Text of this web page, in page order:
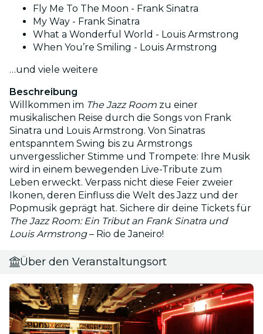
Fly Me To The Moon - Frank Sinatra
My Way - Frank Sinatra
What a Wonderful World - Louis Armstrong
When You’re Smiling - Louis Armstrong
…und viele weitere
Beschreibung
Willkommen im The Jazz Room zu einer
musikalischen Reise durch die Songs von Frank
Sinatra und Louis Armstrong. Von Sinatras
entspanntem Swing bis zu Armstrongs
unvergesslicher Stimme und Trompete: Ihre Musik
wird in einem bewegenden Live-Tribute zum
Leben erweckt. Verpass nicht diese Feier zweier
Ikonen, deren Einfluss die Welt des Jazz und der
Popmusik geprägt hat. Sichere dir deine Tickets für
The Jazz Room: Ein Tribut an Frank Sinatra und
Louis Armstrong– Rio de Janeiro!
Über den Veranstaltungsort